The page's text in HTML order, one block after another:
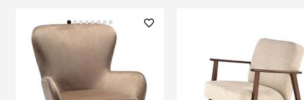
31 400 ₽
Кресло Дижон Beige
Кресло HALMAR MILANO 1S tap.
Castel 15 бежевый/орех